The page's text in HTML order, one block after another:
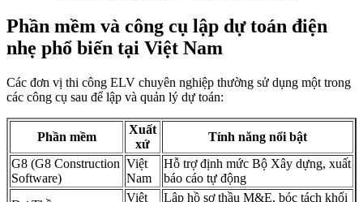
Phần mềm và công cụ lập dự toán điện
nhẹ phổ biến tại Việt Nam
Các đơn vị thi công ELV chuyên nghiệp thường sử dụng một trong
các công cụ sau để lập và quản lý dự toán:
Phần mềm
Xuất
xứ
Tính năng nổi bật
G8 (G8 Construction
Software)
Việt
Nam
Hỗ trợ định mức Bộ Xây dựng, xuất
báo cáo tự động
Việt Lập hồ sơ thầu M&E, bóc tách khối